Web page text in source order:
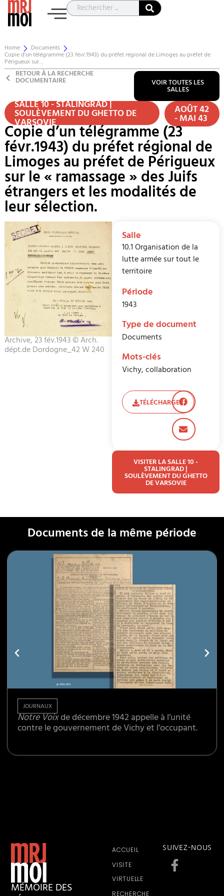
Home Documents
Copie d’un télégramme (23 févr.1943) du préfet régional de Limoges au préfet de
Périgueux sur…
RETOUR À LA RECHERCHE
DOCUMENTAIRE VOIR TOUTES LES
SALLES
SALLE 10 - STALINGRAD |
SOULÈVEMENT DU GHETTO DE
VARSOVIE
AOÛT 42
- MAI 43
Copie d’un télégramme (23
févr.1943) du préfet régional de
Limoges au préfet de Périgueux
sur le « ramassage » des Juifs
étrangers et les modalités de
leur sélection.
Archive, 23 fév.1943 © Arch.
dépt.de Dordogne_42 W 240
Salle
10.1 Organisation de la
lutte armée sur tout le
territoire
Période
1943
Type de document
Documents
Mots-clés
Vichy, collaboration
TÉLÉCHARGER
VISITER LA SALLE 10 -
STALINGRAD |
SOULÈVEMENT DU GHETTO
DE VARSOVIE
Documents de la même période
JOURNAUX
Notre Voixde décembre 1942 appelle à l’unité
contre le gouvernement de Vichy et l’occupant.
MÉMOIRE DES
ACCUEIL
VISITE
VIRTUELLE
RECHERCHE
SUIVEZ-NOUS